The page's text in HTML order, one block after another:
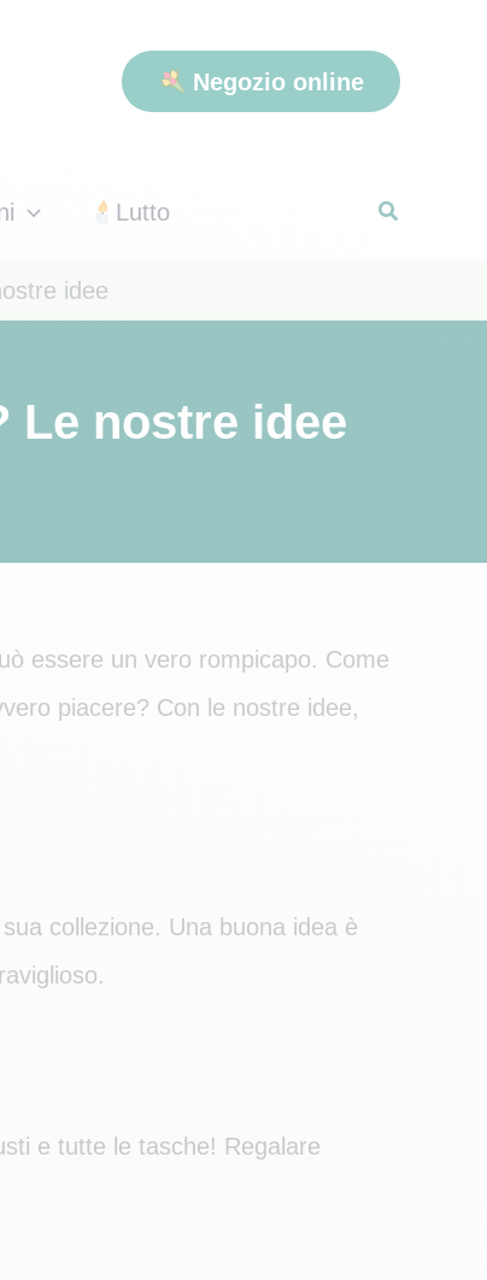
Negozio online
Lutto
idee
Le nostre idee
essere un vero rompicapo. Come
piacere? Con le nostre idee,
collezione. Una buona idea è
e tutte le tasche! Regalare